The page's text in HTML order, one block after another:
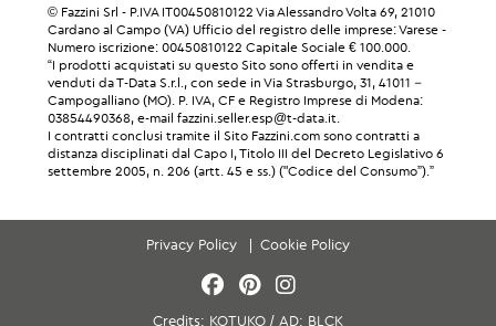
© Fazzini Srl - P.IVA IT00450810122 Via Alessandro Volta 69, 21010
Cardano al Campo (VA) Ufficio del registro delle imprese: Varese -
Numero iscrizione: 00450810122 Capitale Sociale € 100.000.
“I prodotti acquistati su questo Sito sono offerti in vendita e
venduti da T-Data S.r.l., con sede in Via Strasburgo, 31, 41011 –
Campogalliano (MO). P. IVA, CF e Registro Imprese di Modena:
03854490368, e-mail fazzini.seller.esp@t-data.it.
I contratti conclusi tramite il Sito Fazzini.com sono contratti a
distanza disciplinati dal Capo I, Titolo III del Decreto Legislativo 6
settembre 2005, n. 206 (artt. 45 e ss.) ("Codice del Consumo”).”
Privacy Policy Cookie Policy
Credits: KOTUKO / AD: BLCK